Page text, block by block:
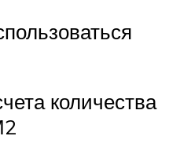
количества